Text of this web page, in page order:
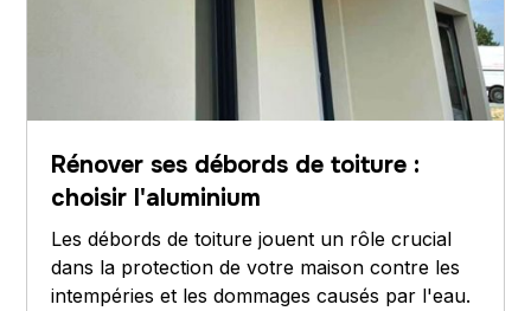
Rénover ses débords de toiture :
choisir l'aluminium
Les débords de toiture jouent un rôle crucial
dans la protection de votre maison contre les
intempéries et les dommages causés par l'eau.